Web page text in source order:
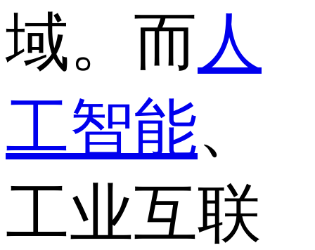
域。而人
工智能、
工业互联